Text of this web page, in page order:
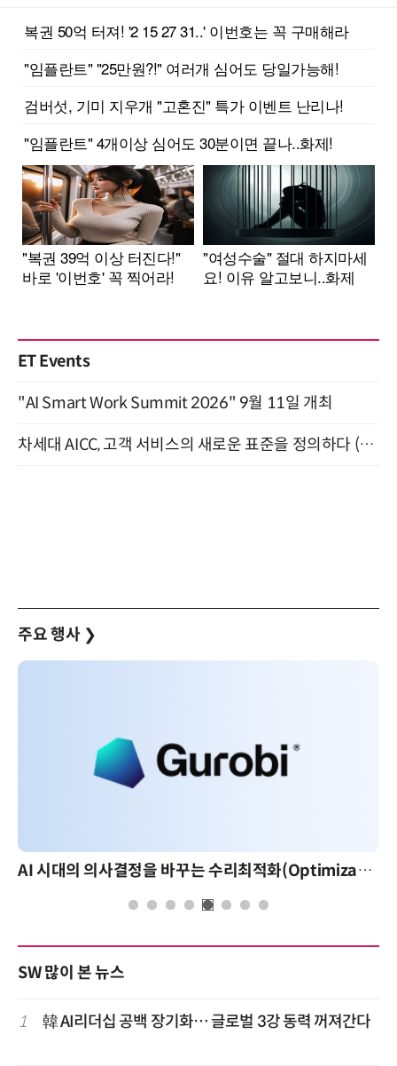
ET Events
"AI Smart Work Summit 2026" 9월 11일 개최
차세대 AICC, 고객 서비스의 새로운 표준을 정의하다 (9/9)
주요 행사 ❯
AI 시대의 의사결정을 바꾸는 수리최적화(Optimization): 실제 산업 적용 사례와 활용 전략
SW 많이 본 뉴스
1 韓 AI리더십 공백 장기화… 글로벌 3강 동력 꺼져간다